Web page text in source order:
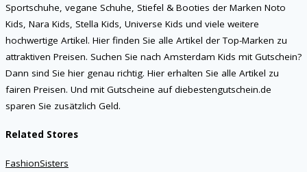
Sportschuhe, vegane Schuhe, Stiefel & Booties der Marken Noto
Kids, Nara Kids, Stella Kids, Universe Kids und viele weitere
hochwertige Artikel. Hier finden Sie alle Artikel der Top-Marken zu
attraktiven Preisen. Suchen Sie nach Amsterdam Kids mit Gutschein?
Dann sind Sie hier genau richtig. Hier erhalten Sie alle Artikel zu
fairen Preisen. Und mit Gutscheine auf diebestengutschein.de
sparen Sie zusätzlich Geld.
Related Stores
FashionSisters